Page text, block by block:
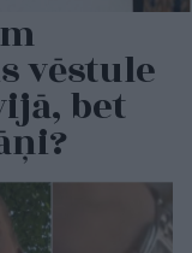
vēstule
bet